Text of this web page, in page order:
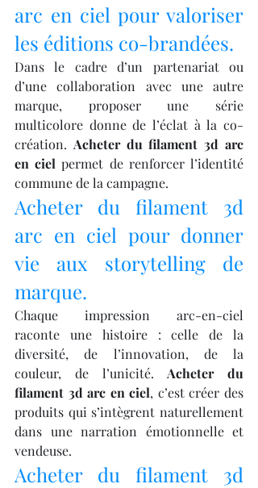
arc en ciel pour valoriser
les éditions co-brandées.
Dans le cadre d’un partenariat ou
d’une collaboration avec une autre
marque, proposer une série
multicolore donne de l’éclat à la co-
création. Acheter du filament 3d arc
en ciel permet de renforcer l’identité
commune de la campagne.
Acheter du filament 3d
arc en ciel pour donner
vie aux storytelling de
marque.
Chaque impression arc-en-ciel
raconte une histoire : celle de la
diversité, de l’innovation, de la
couleur, de l’unicité. Acheter du
filament 3d arc en ciel, c’est créer des
produits qui s’intègrent naturellement
dans une narration émotionnelle et
vendeuse.
Acheter du filament 3d